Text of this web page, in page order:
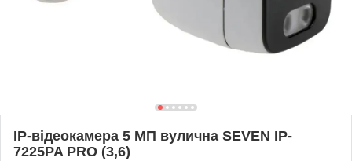
IP-відеокамера 5 МП вулична SEVEN IP-
7225PA PRO (3,6)